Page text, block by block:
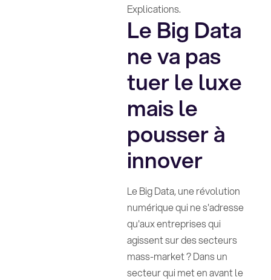
Explications.
Le Big Data
ne va pas
tuer le luxe
mais le
pousser à
innover
Le Big Data, une révolution
numérique qui ne s'adresse
qu'aux entreprises qui
agissent sur des secteurs
mass-market ? Dans un
secteur qui met en avant le